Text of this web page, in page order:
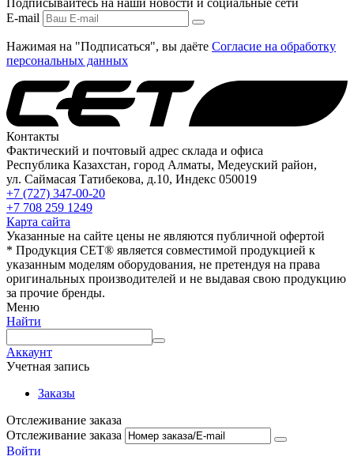
Подписывайтесь на наши новости и социальные сети
E-mail
Нажимая на "Подписаться", вы даёте Согласие на обработку
персональных данных
Контакты
Фактический и почтовый адрес склада и офиса
Республика Казахстан, город Алматы, Медеуский район,
ул. Саймасая Татибекова, д.10, Индекс 050019
+7 (727) 347-00-20
+7 708 259 1249
Карта сайта
Указанные на сайте цены не являются публичной офертой
* Продукция СЕТ® является совместимой продукцией к
указанным моделям оборудования, не претендуя на права
оригинальных производителей и не выдавая свою продукцию
за прочие бренды.
Меню
Найти
Аккаунт
Учетная запись
Заказы
Отслеживание заказа
Отслеживание заказа
Войти